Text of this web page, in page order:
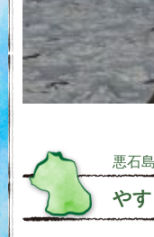
悪石島
や